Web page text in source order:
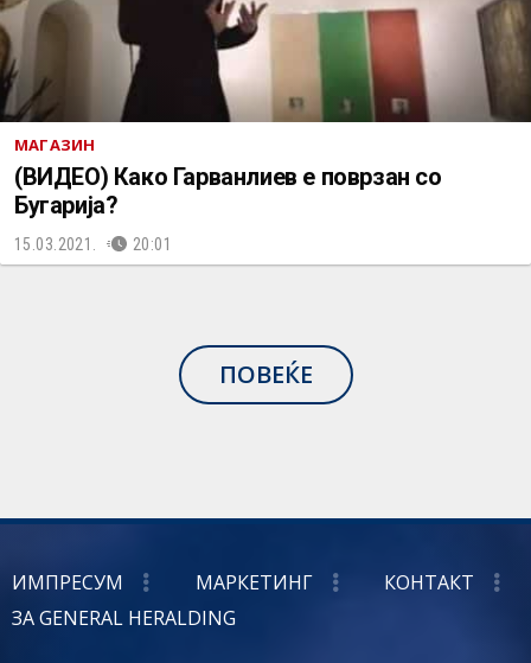
МАГАЗИН
(ВИДЕО) Како Гарванлиев е поврзан со
Бугарија?
15.03.2021. 20:01
ПОВЕЌЕ
ИМПРЕСУМ МАРКЕТИНГ
КОНТАКТ
ЗА GENERAL HERALDING